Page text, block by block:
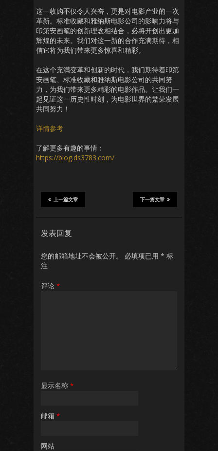
这一收购不仅令人兴奋，更是对电影产业的一次
革新。标准收藏和雅纳斯电影公司的影响力将与
印第安画笔的创新理念相结合，必将开创出更加
辉煌的未来。我们对这一新的合作充满期待，相
信它将为我们带来更多惊喜和精彩。
在这个充满变革和创新的时代，我们期待着印第
安画笔、标准收藏和雅纳斯电影公司的共同努
力，为我们带来更多精彩的电影作品。让我们一
起见证这一历史性时刻，为电影世界的繁荣发展
共同努力！
详情参考
了解更多有趣的事情：
https://blog.ds3783.com/
下一篇文章
上一篇文章
发表回复
您的邮箱地址不会被公开。 必填项已用 * 标
注
评论 *
显示名称 *
邮箱 *
网站